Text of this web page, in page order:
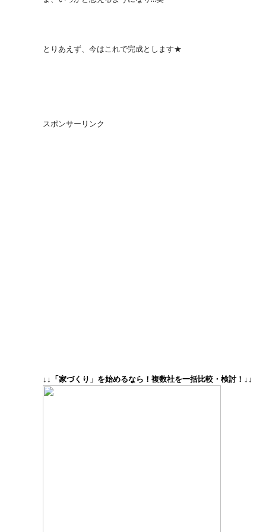
とりあえず、今はこれで完成とします★
スポンサーリンク
↓↓「家づくり」を始めるなら！複数社を一括比較・検討！↓↓